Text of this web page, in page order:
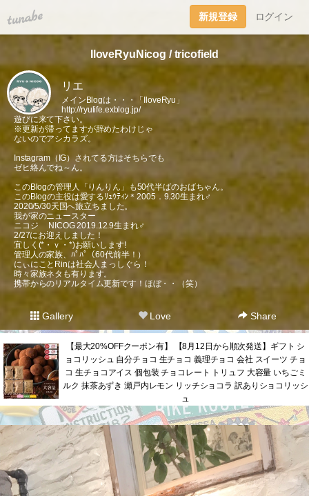
tuna.be 新規登録 ログイン
IloveRyuNicog / tricofield
リエ
メインBlogは・・・「IloveRyu」
http://ryulife.exblog.jp/
遊びに来て下さい。
※更新が滞ってますが辞めたわけじゃ
ないのでアシカラズ。
Instagram（IG）されてる方はそちらでも
ゼヒ絡んでね～ん。
このBlogの管理人「りんりん」も50代半ばのおばちゃん。
このBlogの主役は愛するﾘｭｳﾃｨﾝ＊2005．9.30生まれ♂
2020/5/30天国へ旅立ちました。
我が家のニュースター
ニコジ NICOG 2019.12.9生まれ♂
2/27にお迎えしました！
宜しく(*・ｖ・*)お願いします!
管理人の家族、ﾊﾟﾊﾟ（60代前半！）
にぃにことRinは社会人まっしぐら！
時々家族ネタも有ります。
携帯からのリアルタイム更新です！ほぼ・・（笑）
Gallery Love Share
【最大20%OFFクーポン有】 【8月12日から順次発送】ギフト シ
ョコリッシュ 自分チョコ 生チョコ 義理チョコ 会社 スイーツ チョ
コ 生チョコアイス 個包装 チョコレート トリュフ 大容量 いちごミ
ルク 抹茶あずき 瀬戸内レモン リッチショコラ 訳ありショコリッシ
ュ